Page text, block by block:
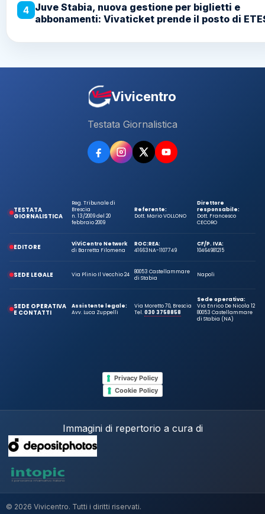
4 Juve Stabia, nuova gestione per biglietti e
abbonamenti: Vivaticket prende il posto di
Vivicentro
Testata Giornalistica
TESTATA
GIORNALISTICA
Reg. Tribunale di
Brescia
n. 13/2009 del 20
febbraio 2009
Referente:
Dott. Mario VOLLONO
Direttore
responsabile:
Dott. Francesco
CECORO
EDITORE
ViViCentro Network
di Barretta Filomena
ROC:
41663
REA:
NA-1107749
CF/P. IVA:
10464981215
SEDE LEGALE Via Plinio Il Vecchio 24
80053 Castellammare
di Stabia
Napoli
SEDE OPERATIVA
E CONTATTI
Assistente legale:
Avv. Luca Zuppelli
Via Moretto 70, Brescia
Tel.030 3758858
Sede operativa:
Via Enrico De Nicola 12
80053 Castellammare
di Stabia (NA)
Privacy Policy
Cookie Policy
Immagini di repertorio a cura di
© 2026 Vivicentro. Tutti i diritti riservati.